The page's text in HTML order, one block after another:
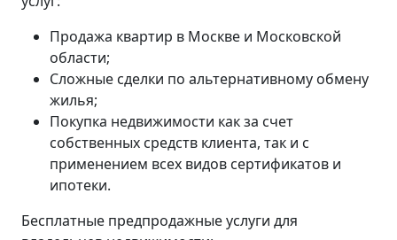
Продажа квартир в Москве и Московской
области;
Сложные сделки по альтернативному обмену
жилья;
Покупка недвижимости как за счет
собственных средств клиента, так и с
применением всех видов сертификатов и
ипотеки.
Бесплатные предпродажные услуги для